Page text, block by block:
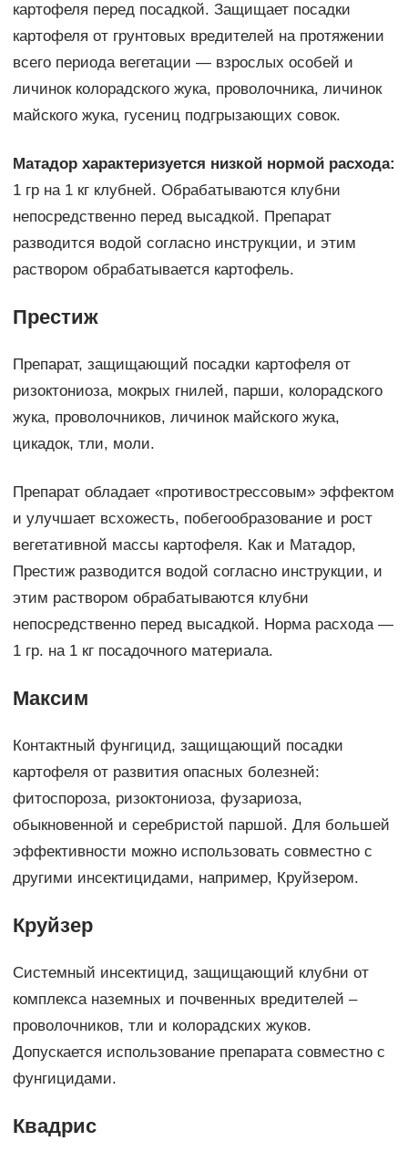
картофеля перед посадкой. Защищает посадки
картофеля от грунтовых вредителей на протяжении
всего периода вегетации — взрослых особей и
личинок колорадского жука, проволочника, личинок
майского жука, гусениц подгрызающих совок.
Матадор характеризуется низкой нормой расхода:
1 гр на 1 кг клубней. Обрабатываются клубни
непосредственно перед высадкой. Препарат
разводится водой согласно инструкции, и этим
раствором обрабатывается картофель.
Престиж
Препарат, защищающий посадки картофеля от
ризоктониоза, мокрых гнилей, парши, колорадского
жука, проволочников, личинок майского жука,
цикадок, тли, моли.
Препарат обладает «противострессовым» эффектом
и улучшает всхожесть, побегообразование и рост
вегетативной массы картофеля. Как и Матадор,
Престиж разводится водой согласно инструкции, и
этим раствором обрабатываются клубни
непосредственно перед высадкой. Норма расхода —
1 гр. на 1 кг посадочного материала.
Максим
Контактный фунгицид, защищающий посадки
картофеля от развития опасных болезней:
фитоспороза, ризоктониоза, фузариоза,
обыкновенной и серебристой паршой. Для большей
эффективности можно использовать совместно с
другими инсектицидами, например, Круйзером.
Круйзер
Системный инсектицид, защищающий клубни от
комплекса наземных и почвенных вредителей –
проволочников, тли и колорадских жуков.
Допускается использование препарата совместно с
фунгицидами.
Квадрис